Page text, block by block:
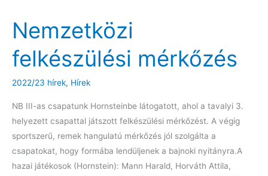
Nemzetközi
felkészülési mérkőzés
2022/23 hírek, Hírek
NB III-as csapatunk Hornsteinbe látogatott, ahol a tavalyi 3.
helyezett csapattal játszott felkészülési mérkőzést. A végig
sportszerű, remek hangulatú mérkőzés jól szolgálta a
csapatokat, hogy formába lendüljenek a bajnoki nyitányra.A
hazai játékosok (Hornstein): Mann Harald, Horváth Attila,